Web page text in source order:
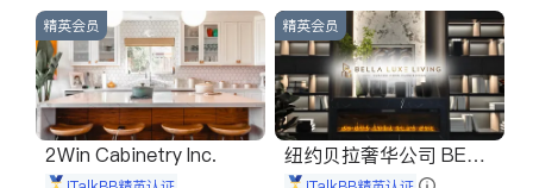
精英会员
2Win Cabinetry Inc.
精英会员
纽约贝拉奢华公司 BELL
A LUXE